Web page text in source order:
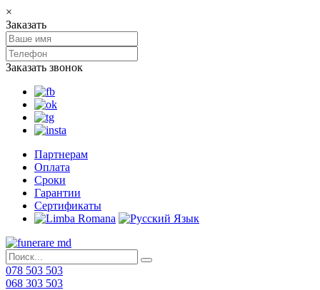
×
Заказать
Заказать звонок
Партнерам
Оплата
Сроки
Гарантии
Сертификаты
078 503 503
068 303 503